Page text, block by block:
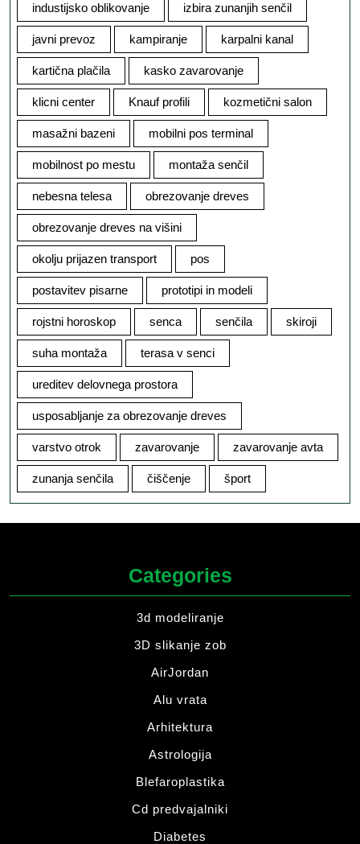
industijsko oblikovanje izbira zunanjih senčil
javni prevoz kampiranje karpalni kanal
kartična plačila kasko zavarovanje
klicni center Knauf profili kozmetični salon
masažni bazeni mobilni pos terminal
mobilnost po mestu montaža senčil
nebesna telesa obrezovanje dreves
obrezovanje dreves na višini
okolju prijazen transport pos
postavitev pisarne prototipi in modeli
rojstni horoskop senca senčila skiroji
suha montaža terasa v senci
ureditev delovnega prostora
usposabljanje za obrezovanje dreves
varstvo otrok zavarovanje zavarovanje avta
zunanja senčila čiščenje šport
Categories
3d modeliranje
3D slikanje zob
AirJordan
Alu vrata
Arhitektura
Astrologija
Blefaroplastika
Cd predvajalniki
Diabetes